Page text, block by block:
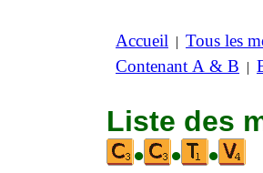
Accueil | Tous les
Contenant A & B |
Liste des
•
• •